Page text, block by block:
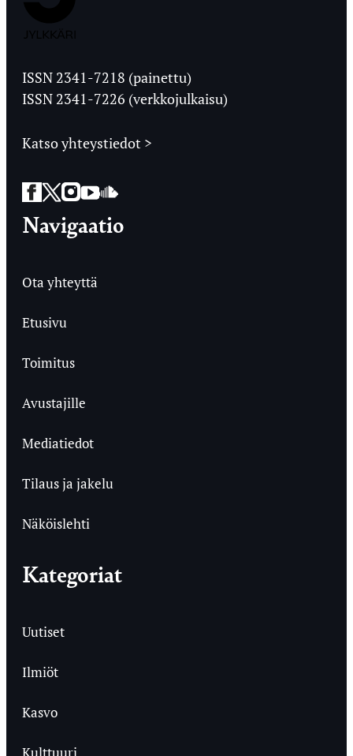
Ylioppilaslehti
ISSN 2341-7218 (painettu)
ISSN 2341-7226 (verkkojulkaisu)
Katso yhteystiedot >
Facebook
Twitter
Instagram
YouTube
SoundCloud
Navigaatio
Ota yhteyttä
Etusivu
Toimitus
Avustajille
Mediatiedot
Tilaus ja jakelu
Näköislehti
Kategoriat
Uutiset
Ilmiöt
Kasvo
Kulttuuri